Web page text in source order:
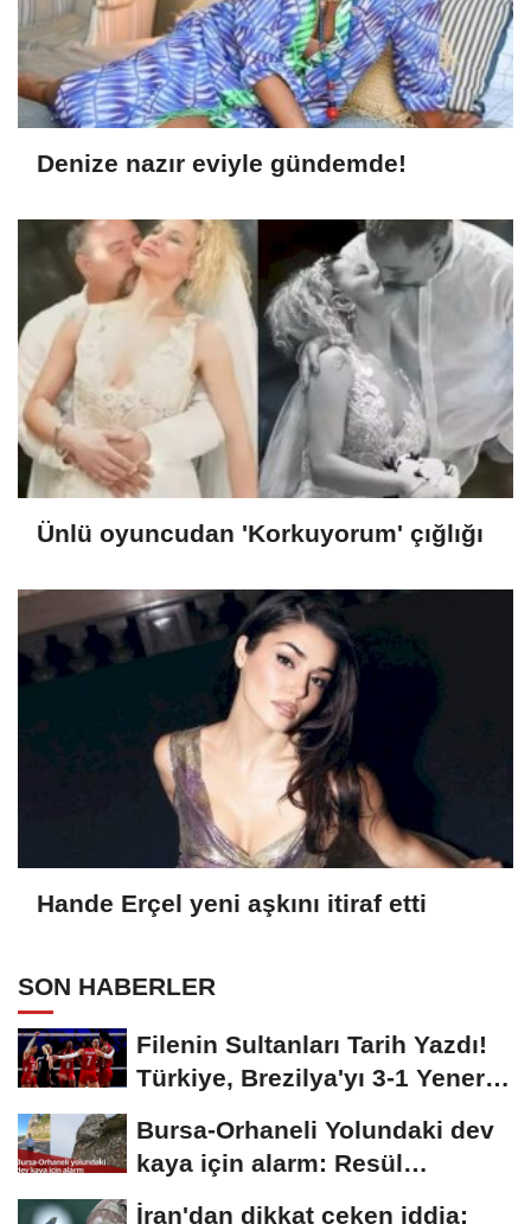
Denize nazır eviyle gündemde!
Ünlü oyuncudan 'Korkuyorum' çığlığı
Hande Erçel yeni aşkını itiraf etti
SON HABERLER
Filenin Sultanları Tarih Yazdı!
Türkiye, Brezilya'yı 3-1 Yenerek
Bursa-Orhaneli Yolundaki dev
kaya için alarm: Resül
Kaplan'dan yetkililere...
İran'dan dikkat çeken iddia: